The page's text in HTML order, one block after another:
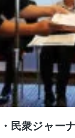
民衆ジャー